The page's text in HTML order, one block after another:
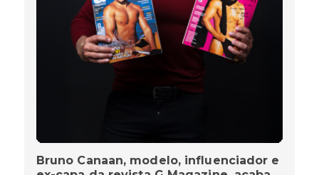
Bruno Canaan, modelo, influenciador e